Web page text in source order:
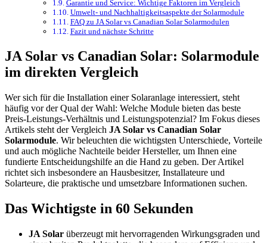
Garantie und Service: Wichtige Faktoren im Vergleich
Umwelt- und Nachhaltigkeitsaspekte der Solarmodule
FAQ zu JA Solar vs Canadian Solar Solarmodulen
Fazit und nächste Schritte
JA Solar vs Canadian Solar: Solarmodule
im direkten Vergleich
Wer sich für die Installation einer Solaranlage interessiert, steht
häufig vor der Qual der Wahl: Welche Module bieten das beste
Preis-Leistungs-Verhältnis und Leistungspotenzial? Im Fokus dieses
Artikels steht der Vergleich JA Solar vs Canadian Solar
Solarmodule. Wir beleuchten die wichtigsten Unterschiede, Vorteile
und auch mögliche Nachteile beider Hersteller, um Ihnen eine
fundierte Entscheidungshilfe an die Hand zu geben. Der Artikel
richtet sich insbesondere an Hausbesitzer, Installateure und
Solarteure, die praktische und umsetzbare Informationen suchen.
Das Wichtigste in 60 Sekunden
JA Solar überzeugt mit hervorragenden Wirkungsgraden und